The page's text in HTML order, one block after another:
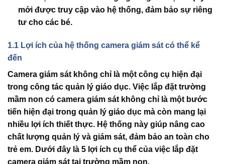
mới được truy cập vào hệ thống, đảm bảo sự riêng
tư cho các bé.
1.1 Lợi ích của hệ thống camera giám sát có thể kể
đến
Camera giám sát không chỉ là một công cụ hiện đại
trong công tác quản lý giáo dục. Việc lắp đặt trường
mầm non có camera giám sát không chỉ là một bước
tiến hiện đại trong quản lý giáo dục mà còn mang lại
nhiều lợi ích thiết thực. Hệ thống này giúp nâng cao
chất lượng quản lý và giám sát, đảm bảo an toàn cho
trẻ em. Dưới đây là 5 lợi ích cụ thể của việc lắp đặt
camera giám sát tại trường mầm non.